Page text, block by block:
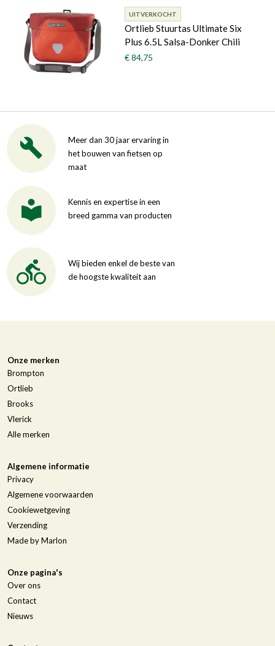
UITVERKOCHT
Ortlieb Stuurtas Ultimate Six
Plus 6.5L Salsa-Donker Chili
€ 84,75
Meer dan 30 jaar ervaring in
het bouwen van fietsen op
maat
Kennis en expertise in een
breed gamma van producten
Wij bieden enkel de beste van
de hoogste kwaliteit aan
Onze merken
Brompton
Ortlieb
Brooks
Vlerick
Alle merken
Algemene informatie
Privacy
Algemene voorwaarden
Cookiewetgeving
Verzending
Made by Marlon
Onze pagina's
Over ons
Contact
Nieuws